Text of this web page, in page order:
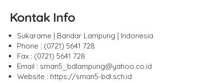
Kontak Info
Sukarame | Bandar Lampung | Indonesia
Phone : (0721) 5641 728
Fax : (0721) 5641 728
Email : sman5_bdlampung@yahoo.co.id
Website : https://sman5-bdl.sch.id